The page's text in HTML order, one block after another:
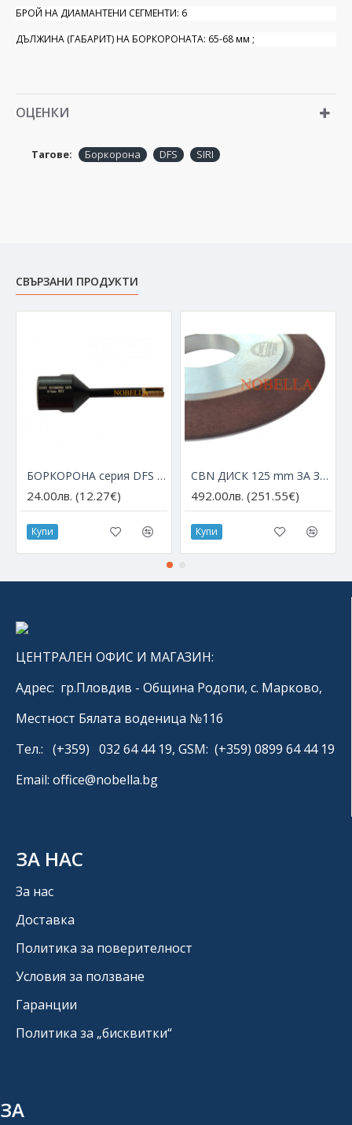
БРОЙ НА ДИАМАНТЕНИ СЕГМЕНТИ: 6
ДЪЛЖИНА (ГАБАРИТ) НА БОРКОРОНАТА: 65-68 мм ;
ОЦЕНКИ
Тагове: Боркорона DFS SIRI
СВЪРЗАНИ ПРОДУКТИ
БОРКОРОНА серия DFS с М14 за ъглошлайф – Ø 6 мм
24.00лв. (12.27€)
Купи
CBN ДИСК 125 mm ЗА ЗАТОЧВАНЕ НА HSS ДИСКОВЕ
492.00лв. (251.55€)
Купи
ЦЕНТРАЛЕН ОФИС И МАГАЗИН:
Адрес: гр.Пловдив - Община Родопи, с. Марково,
Местност Бялата воденица №116
Тел.: (+359) 032 64 44 19, GSM: (+359) 0899 64 44 19
Email: office@nobella.bg
ЗА НАС
За нас
Доставка
Политика за поверителност
Условия за ползване
Гаранции
Политика за „бисквитки“
ЗА